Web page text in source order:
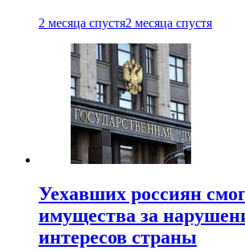
2 месяца спустя2 месяца спустя
Уехавших россиян
имущества за
интересов страны